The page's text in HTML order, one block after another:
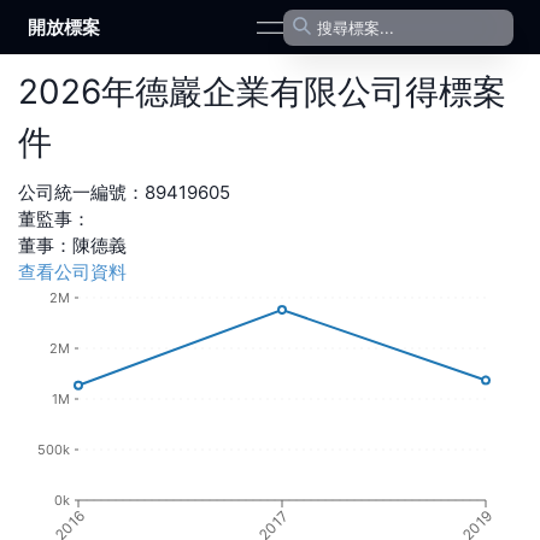
開放標案 open navigation menu
2026年德巖企業有限公司得標案
件
公司統一編號： 89419605
董監事：
董事 ： 陳德義
查看公司資料
2016 2017 2019
0k
500k
1M
2M
2M